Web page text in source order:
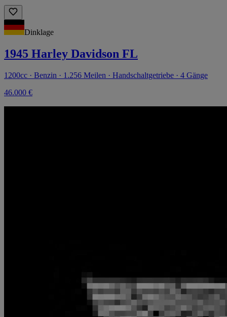
Dinklage
1945 Harley Davidson FL
1200cc · Benzin · 1.256 Meilen · Handschaltgetriebe · 4 Gänge
46.000 €